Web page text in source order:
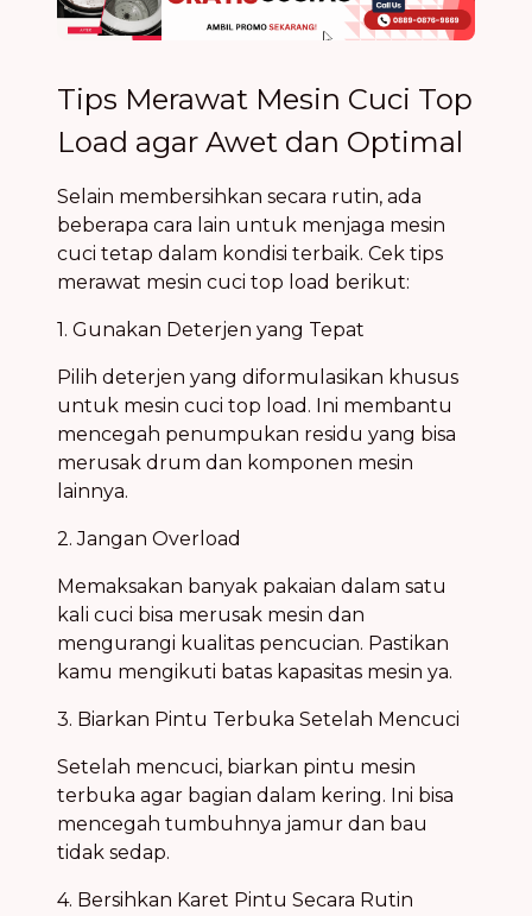
Tips Merawat Mesin Cuci Top
Load agar Awet dan Optimal
Selain membersihkan secara rutin, ada
beberapa cara lain untuk menjaga mesin
cuci tetap dalam kondisi terbaik. Cek tips
merawat mesin cuci top load berikut:
1. Gunakan Deterjen yang Tepat
Pilih deterjen yang diformulasikan khusus
untuk mesin cuci top load. Ini membantu
mencegah penumpukan residu yang bisa
merusak drum dan komponen mesin
lainnya.
2. Jangan Overload
Memaksakan banyak pakaian dalam satu
kali cuci bisa merusak mesin dan
mengurangi kualitas pencucian. Pastikan
kamu mengikuti batas kapasitas mesin ya.
3. Biarkan Pintu Terbuka Setelah Mencuci
Setelah mencuci, biarkan pintu mesin
terbuka agar bagian dalam kering. Ini bisa
mencegah tumbuhnya jamur dan bau
tidak sedap.
4. Bersihkan Karet Pintu Secara Rutin